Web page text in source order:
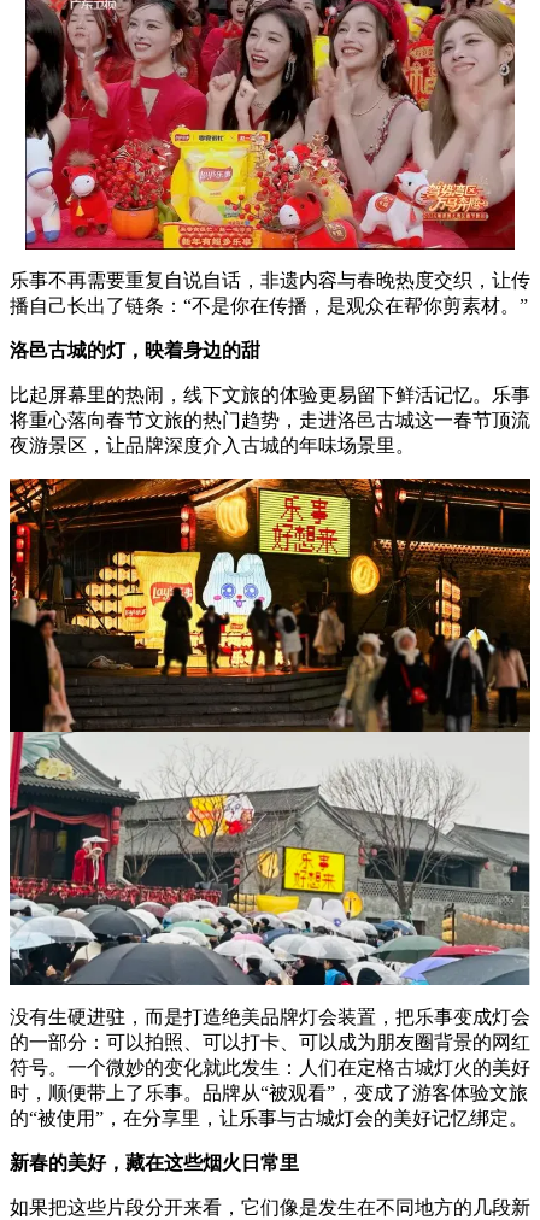
乐事不再需要重复自说自话，非遗内容与春晚热度交织，让传
播自己长出了链条：“不是你在传播，是观众在帮你剪素材。”
洛邑古城的灯，映着身边的甜
比起屏幕里的热闹，线下文旅的体验更易留下鲜活记忆。乐事
将重心落向春节文旅的热门趋势，走进洛邑古城这一春节顶流
夜游景区，让品牌深度介入古城的年味场景里。
没有生硬进驻，而是打造绝美品牌灯会装置，把乐事变成灯会
的一部分：可以拍照、可以打卡、可以成为朋友圈背景的网红
符号。一个微妙的变化就此发生：人们在定格古城灯火的美好
时，顺便带上了乐事。品牌从“被观看”，变成了游客体验文旅
的“被使用”，在分享里，让乐事与古城灯会的美好记忆绑定。
新春的美好，藏在这些烟火日常里
如果把这些片段分开来看，它们像是发生在不同地方的几段新